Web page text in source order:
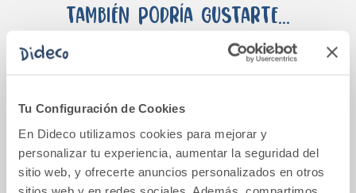
Tu Configuración de Cookies
En Dideco utilizamos cookies para mejorar y
personalizar tu experiencia, aumentar la seguridad del
sitio web, y ofrecerte anuncios personalizados en otros
También podría gustarte...